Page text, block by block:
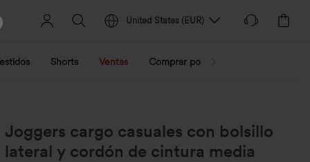
United States ( EUR)
Shorts Ventas Comprar por actividad
Joggers cargo casuales con bolsillo
lateral y cordón de cintura media